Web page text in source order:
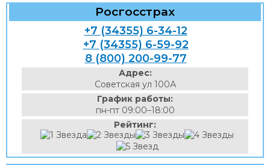
Росгосстрах
+7 (34355) 6-34-12
+7 (34355) 6-59-92
8 (800) 200-99-77
Адрес:
Советская ул 100А
График работы:
пн-пт 09:00–18:00
Рейтинг: